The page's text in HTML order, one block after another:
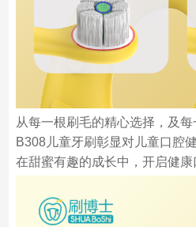
从每一根刷毛的精心选择，及
B308儿童牙刷彰显对儿童口腔
在甜蜜有趣的成长中，开启健康